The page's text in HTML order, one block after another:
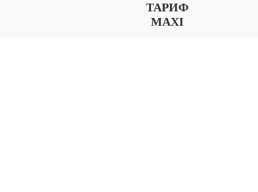
ТАРИФ
MAXI